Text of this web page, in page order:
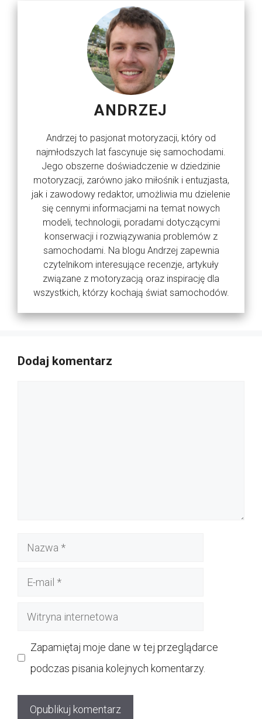
ANDRZEJ
Andrzej to pasjonat motoryzacji, który od
najmłodszych lat fascynuje się samochodami.
Jego obszerne doświadczenie w dziedzinie
motoryzacji, zarówno jako miłośnik i entuzjasta,
jak i zawodowy redaktor, umożliwia mu dzielenie
się cennymi informacjami na temat nowych
modeli, technologii, poradami dotyczącymi
konserwacji i rozwiązywania problemów z
samochodami. Na blogu Andrzej zapewnia
czytelnikom interesujące recenzje, artykuły
związane z motoryzacją oraz inspirację dla
wszystkich, którzy kochają świat samochodów.
Dodaj komentarz
Nazwa
Witryna
Zapamiętaj moje dane w tej przeglądarce
podczas pisania kolejnych komentarzy.